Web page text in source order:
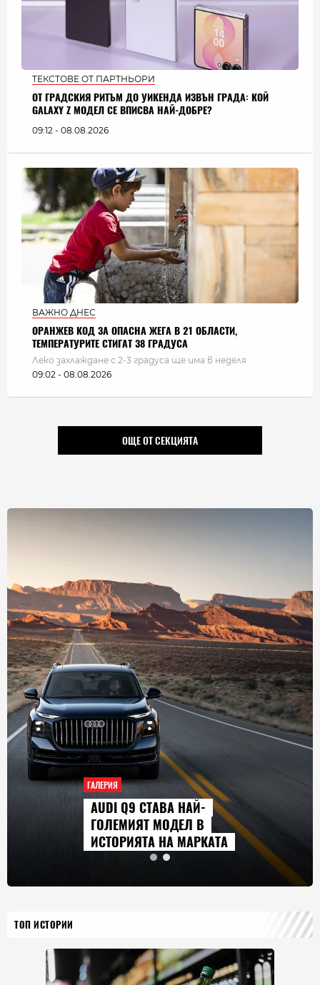
ТЕКСТОВЕ ОТ ПАРТНЬОРИ
ОТ ГРАДСКИЯ РИТЪМ ДО УИКЕНДА ИЗВЪН ГРАДА: КОЙ
GALAXY Z МОДЕЛ СЕ ВПИСВА НАЙ-ДОБРЕ?
09:12 - 08.08.2026
ВАЖНО ДНЕС
ОРАНЖЕВ КОД ЗА ОПАСНА ЖЕГА В 21 ОБЛАСТИ,
ТЕМПЕРАТУРИТЕ СТИГАТ 38 ГРАДУСА
Леко захлаждане с 2-3 градуса ще има в неделя
09:02 - 08.08.2026
ОЩЕ ОТ СЕКЦИЯТА
ГАЛЕРИЯ
AUDI Q9 СТАВА НАЙ-
ГОЛЕМИЯТ МОДЕЛ В
ИСТОРИЯТА НА МАРКАТА
ТОП ИСТОРИИ